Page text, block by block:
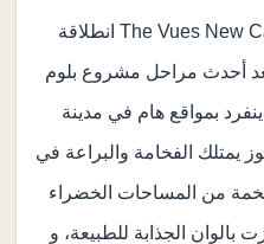
ذا فيوز القاهرة الجديدة The Vues New Cairo انطلاقة
أحدث مراحل مشروع بلوم
بمواقع هام في مدينة
يمتلك الفخامة والبراعة في
من المساحات الخضراء
بالوان الجذابة للطبيعة، و